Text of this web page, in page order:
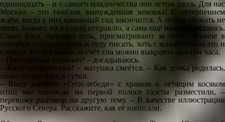
одиннадцать – и с самого младенчества они летом здесь. Для нас
Москва – это тяжёлая, вынужденная зимовка! С нетерпением
ждём, когда у них школьный год закончится. А потом уезжать не
хотят. Бывает, их в город отправлю, а сама ещё на осень остаюсь.
Слава Богу, бабушки есть, присматривают за ними. Нынче в
сентябре останусь здесь и буду писать, хоть с младенчиком это и
сложно. Но всё равно за счёт сна можно выкроить два-три часа.
– Постоянный недосып? – догадываюсь.
– Катастрофический! – матушка смеётся. – Как дочка родилась,
сплю по три часа в сутки.
– Вашу картину «Гуси-лебеди» с храмом и летящим косяком
птиц мы однажды на первой полосе газеты разместили, –
перевожу разговор на другую тему. – В качестве иллюстрации
Русского Севера. Расскажите, как её написали.